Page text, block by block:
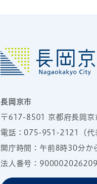
長岡京市
〒617-8501 京都府長岡
電話：075-951-2121 （
開庁時間：午前8時30分
法人番号：